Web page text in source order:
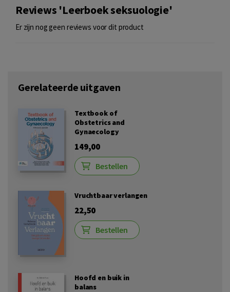
Reviews 'Leerboek seksuologie'
Er zijn nog geen reviews voor dit product
Gerelateerde uitgaven
Textbook of
Obstetrics and
Gynaecology
149,00
Bestellen
Vruchtbaar verlangen
22,50
Bestellen
Hoofd en buik in
balans